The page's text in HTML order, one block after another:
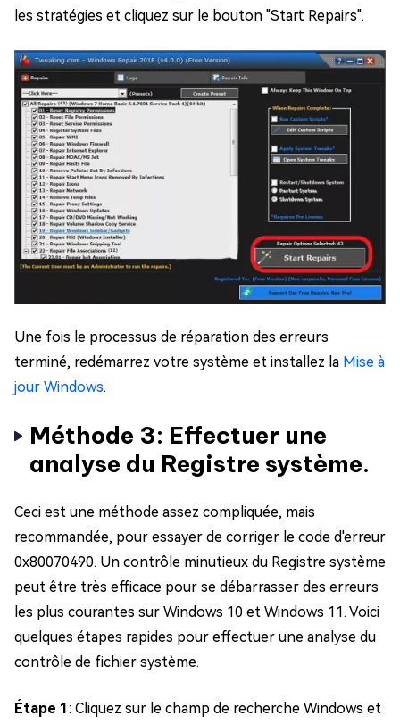
les stratégies et cliquez sur le bouton "Start Repairs".
Une fois le processus de réparation des erreurs
terminé, redémarrez votre système et installez la Mise à
jour Windows.
Méthode 3: Effectuer une
analyse du Registre système.
Ceci est une méthode assez compliquée, mais
recommandée, pour essayer de corriger le code d'erreur
0x80070490. Un contrôle minutieux du Registre système
peut être très efficace pour se débarrasser des erreurs
les plus courantes sur Windows 10 et Windows 11. Voici
quelques étapes rapides pour effectuer une analyse du
contrôle de fichier système.
Étape 1: Cliquez sur le champ de recherche Windows et